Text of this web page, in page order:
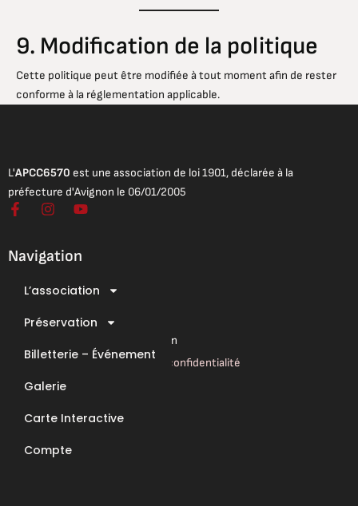
9. Modification de la politique
Cette politique peut être modifiée à tout moment afin de rester
conforme à la réglementation applicable.
L'APCC6570 est une association de loi 1901, déclarée à la
préfecture d'Avignon le 06/01/2005
F
e
b
I
t
a
r
m
Y
t
u
e
Navigation
L’association
Préservation
Billetterie – Événement
Galerie
Carte Interactive
Compte
Mentions légales
Conditions Générales de Vente
Conditions Générales d’Utilisation
Mentions légales & Politique de confidentialité
E-Mail : contact@apcc6570.fr
Téléphone : 06 85 81 94 56